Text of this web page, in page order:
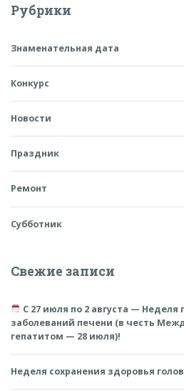
Рубрики
Знаменательная дата
Конкурс
Новости
Праздник
Ремонт
Субботник
Свежие записи
С 27 июля по 2 августа —
заболеваний печени (в честь
гепатитом — 28 июля)!
Неделя сохранения здоровья